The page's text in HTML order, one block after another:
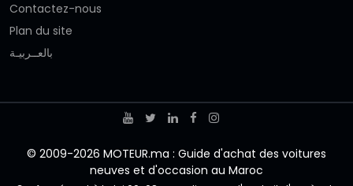
Contactez-nous
Plan du site
بالعــربيـة
© 2009-2026 MOTEUR.ma : Guide d'achat des voitures
neuves et d'occasion au Maroc